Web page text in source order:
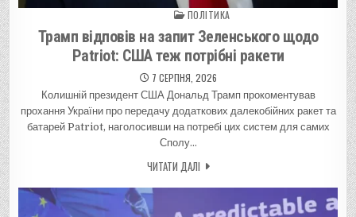
ПОЛІТИКА
Трамп відповів на запит Зеленського щодо
Patriot: США теж потрібні ракети
7 СЕРПНЯ, 2026
Колишній президент США Дональд Трамп прокоментував
прохання України про передачу додаткових далекобійних ракет та
батарей Patriot, наголосивши на потребі цих систем для самих
Сполу…
ЧИТАТИ ДАЛІ